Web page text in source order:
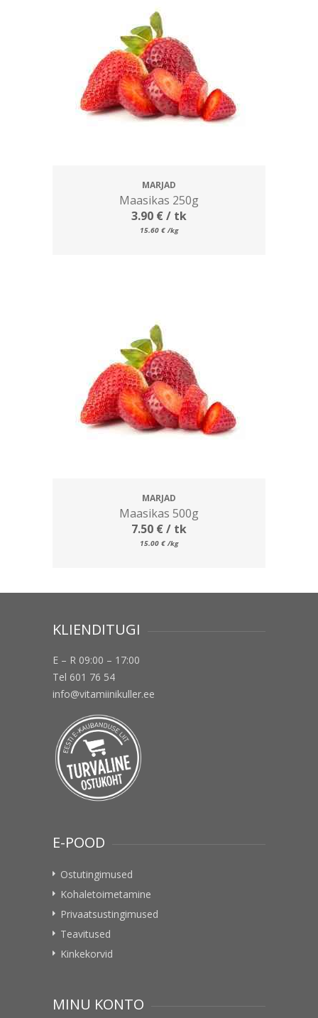
MARJAD
Maasikas 250g
3.90 €/ tk
15.60 € /kg
MARJAD
Maasikas 500g
7.50 €/ tk
15.00 € /kg
KLIENDITUGI
E – R 09:00 – 17:00
Tel 601 76 54
info@vitamiinikuller.ee
E-POOD
Ostutingimused
Kohaletoimetamine
Privaatsustingimused
Teavitused
Kinkekorvid
MINU KONTO